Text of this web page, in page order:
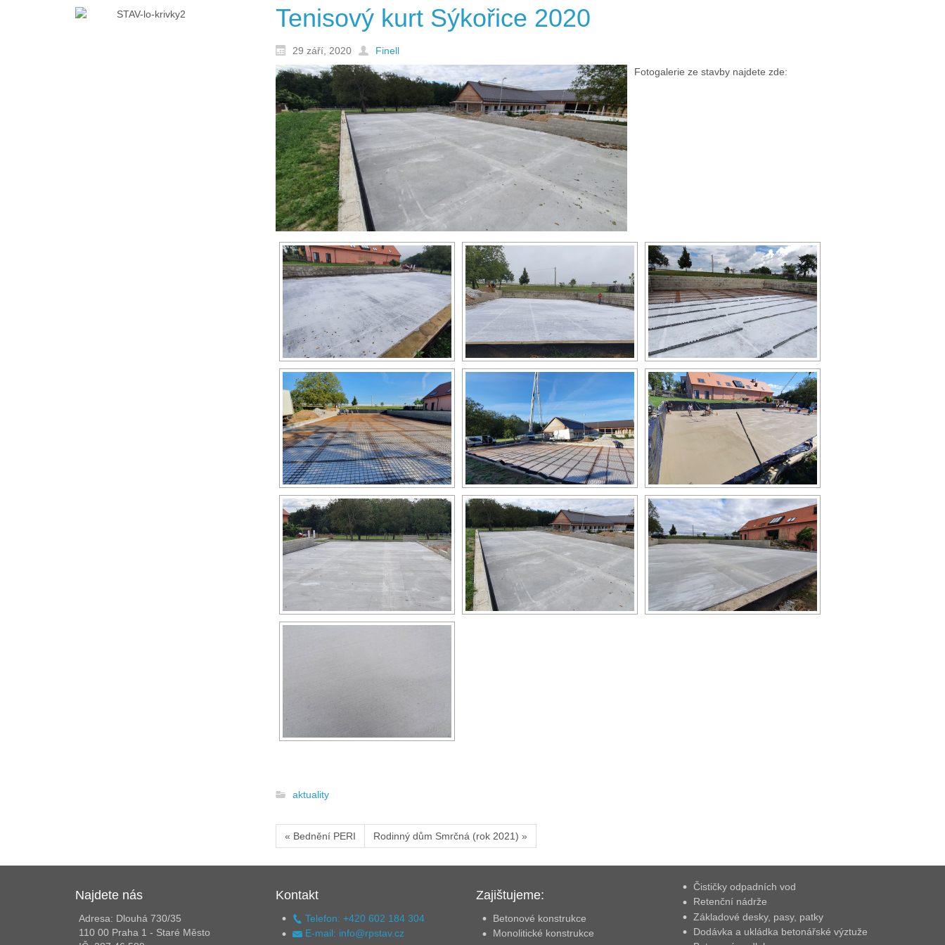
Tenisový kurt Sýkořice 2020
29 září, 2020
Finell
Fotogalerie ze stavby najdete zde:
aktuality
« Bednění PERI Rodinný dům Smrčná (rok 2021) »
Najdete nás
Adresa: Dlouhá 730/35
110 00 Praha 1 - Staré Město
Kontakt
Telefon: +420 602 184 304
E-mail: info@rpstav.cz
Zajištujeme:
Betonové konstrukce
Monolitické konstrukce
Čističky odpadních vod
Retenční nádrže
Základové desky, pasy, patky
Dodávka a ukládka betonářské výztuže